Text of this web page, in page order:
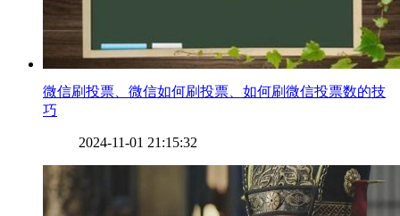
​微信刷投票、微信如何刷投票、如何刷微信投票数的技
巧
2024-11-01 21:15:32